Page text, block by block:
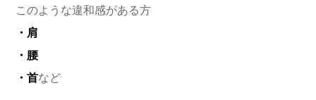
このような違和感がある方
・肩
・腰
・首など